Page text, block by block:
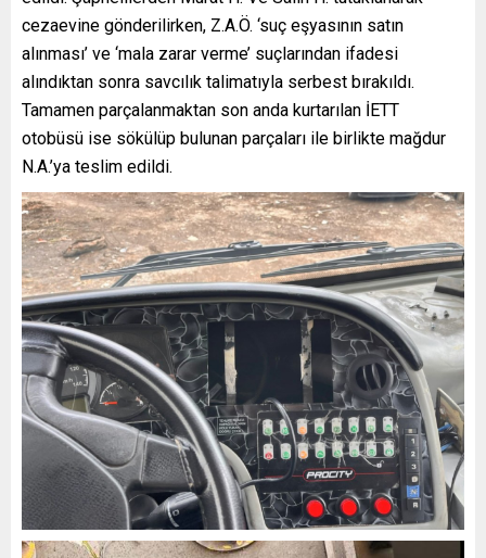
cezaevine gönderilirken, Z.A.Ö. ‘suç eşyasının satın
alınması’ ve ‘mala zarar verme’ suçlarından ifadesi
alındıktan sonra savcılık talimatıyla serbest bırakıldı.
Tamamen parçalanmaktan son anda kurtarılan İETT
otobüsü ise sökülüp bulunan parçaları ile birlikte mağdur
N.A.’ya teslim edildi.